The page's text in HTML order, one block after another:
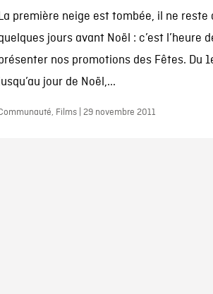
première neige est tombée, il ne reste
jours avant Noël : c’est l’heure
nos promotions des Fêtes. Du
jour de Noël,...
Films | 29 novembre 2011